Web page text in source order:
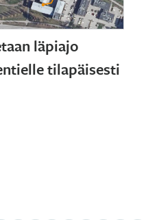
läpiajo
tilapäisesti